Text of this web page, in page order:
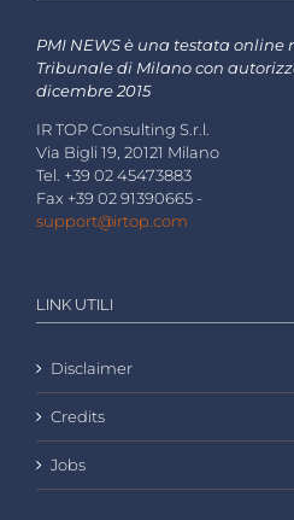
PMI NEWS è una testata online
Tribunale di Milano con
dicembre 2015
IR TOP Consulting S.r.l.
Via Bigli 19, 20121 Milano
Tel. +39 02 45473883
Fax +39 02 91390665 -
support@irtop.com
LINK UTILI
Disclaimer
Credits
Jobs